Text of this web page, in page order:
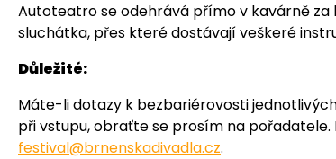
Autoteatro se odehrává přímo v kavárně za
sluchátka, přes které dostávají veškeré
Důležité:
Máte-li dotazy k bezbariérovosti
při vstupu, obraťte se prosím na pořadatele.
festival@brnenskadivadla.cz.